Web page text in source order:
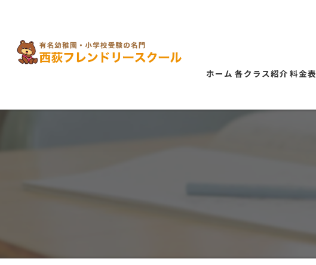
ホーム 各クラス紹介
講習会テスト
料金表